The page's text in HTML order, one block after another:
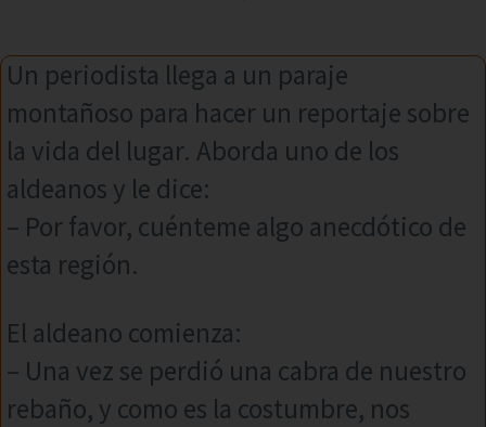
Un periodista llega a un paraje
montañoso para hacer un reportaje sobre
la vida del lugar. Aborda uno de los
aldeanos y le dice:
– Por favor, cuénteme algo anecdótico de
esta región.
El aldeano comienza:
– Una vez se perdió una cabra de nuestro
rebaño, y como es la costumbre, nos